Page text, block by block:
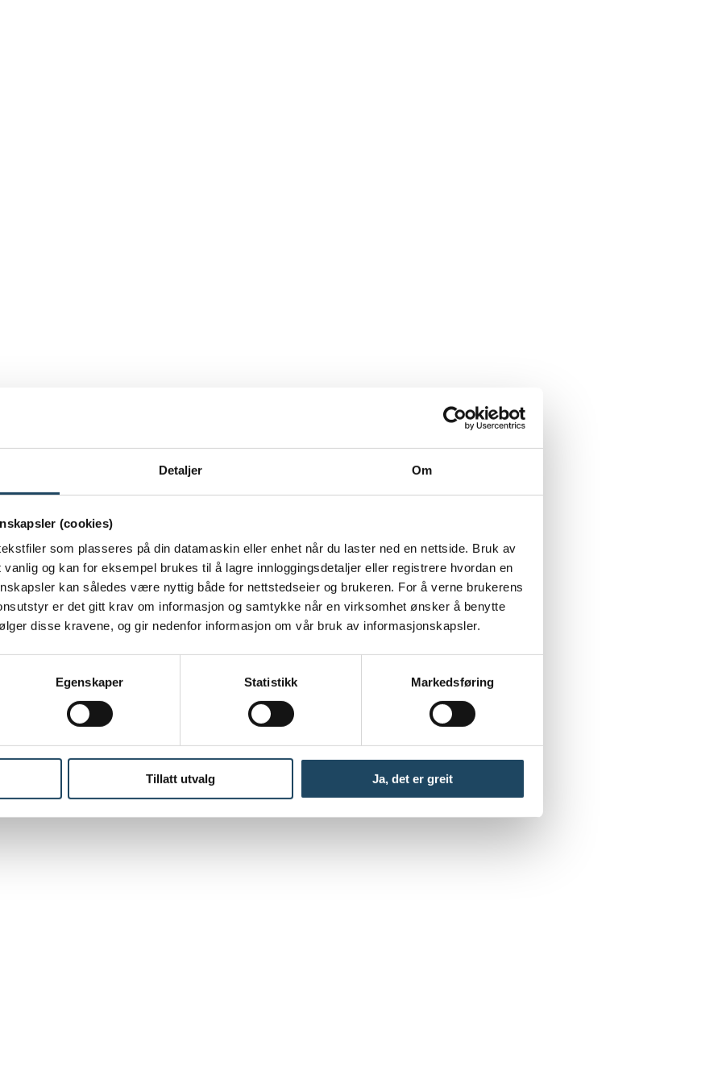
Detaljer Om
(cookies)
som plasseres på din datamaskin eller enhet når du laster ned en nettside. Bruk av
og kan for eksempel brukes til å lagre innloggingsdetaljer eller registrere hvordan en
kan således være nyttig både for nettstedseier og brukeren. For å verne brukerens
er det gitt krav om informasjon og samtykke når en virksomhet ønsker å benytte
disse kravene, og gir nedenfor informasjon om vår bruk av informasjonskapsler.
Egenskaper Statistikk Markedsføring
Tillatt utvalg Ja, det er greit